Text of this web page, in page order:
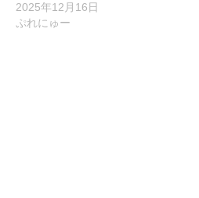
2025年12月16日
ぷれにゅー